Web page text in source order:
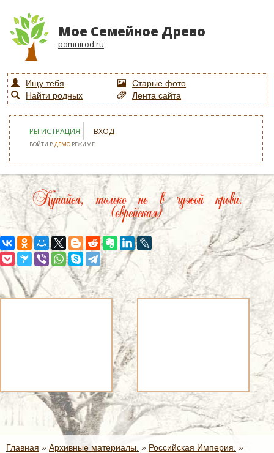
Мое Семейное Древо
pomnirod.ru
Ищу тебя
Старые фото
Найти родных
Лента сайта
РЕГИСТРАЦИЯ ВХОД
ВОЙТИ ВДЕМО РЕЖИМЕ
Купайся, только не в чужой крови.
(еврейская)
Главная » Архивные материалы. » Российская Империя. »